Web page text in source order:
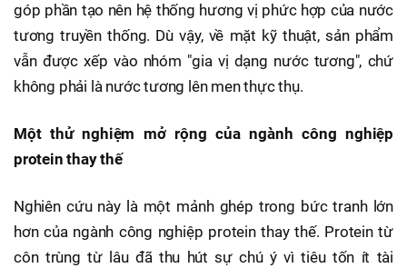
góp phần tạo nên hệ thống hương vị phức hợp của nước
tương truyền thống. Dù vậy, về mặt kỹ thuật, sản phẩm
vẫn được xếp vào nhóm "gia vị dạng nước tương", chứ
không phải là nước tương lên men thực thụ.
Một thử nghiệm mở rộng của ngành công nghiệp
protein thay thế
Nghiên cứu này là một mảnh ghép trong bức tranh lớn
hơn của ngành công nghiệp protein thay thế. Protein từ
côn trùng từ lâu đã thu hút sự chú ý vì tiêu tốn ít tài